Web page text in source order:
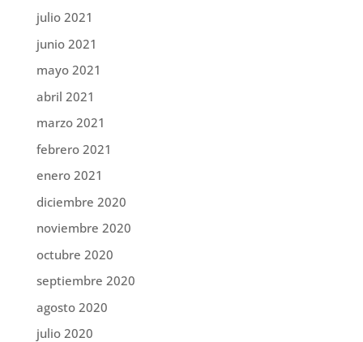
julio 2021
junio 2021
mayo 2021
abril 2021
marzo 2021
febrero 2021
enero 2021
diciembre 2020
noviembre 2020
octubre 2020
septiembre 2020
agosto 2020
julio 2020